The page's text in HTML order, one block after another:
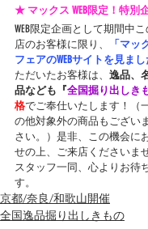
★ マックス WEB限定！特別
WEB限定企画として期間中
店のお客様に限り、
「マッ
フェアのWEBサイトを見まし
ただいたお客様は、 逸品、
品なども『全国掘り出しき
格でご奉仕いたします！（
の他対象外の商品もござい
さい。）是非、この機会に
せの上、ご来店くださいませ
スタッフ一同、心よりお待
す。
京都/奈良/和歌山開催
全国逸品掘り出しきもの